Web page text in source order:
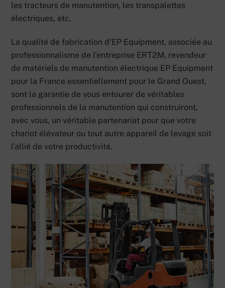
les tracteurs de manutention, les transpalettes
électriques, etc.
La qualité de fabrication d’EP Equipment, associée au
professionnalisme de l’entreprise ERT2M, revendeur
de matériels de manutention électrique EP Equipment
pour la France essentiellement pour le Grand Ouest,
sont la garantie de vous entourer de véritables
professionnels de la manutention qui construiront,
avec vous, un véritable partenariat pour que votre
chariot élévateur ou tout autre appareil de levage soit
l’allié de votre productivité.